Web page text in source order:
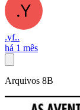
.yf..
há 1 mês
Arquivos 8B